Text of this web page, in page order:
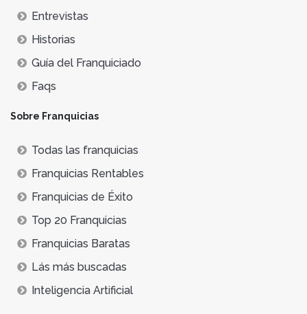
Entrevistas
Historias
Guía del Franquiciado
Faqs
Sobre Franquicias
Todas las franquicias
Franquicias Rentables
Franquicias de Éxito
Top 20 Franquicias
Franquicias Baratas
Lás más buscadas
Inteligencia Artificial